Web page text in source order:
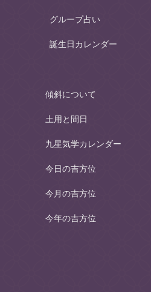
グループ占い
誕生日カレンダー
傾斜について
土用と間日
九星気学カレンダー
今日の吉方位
今月の吉方位
今年の吉方位